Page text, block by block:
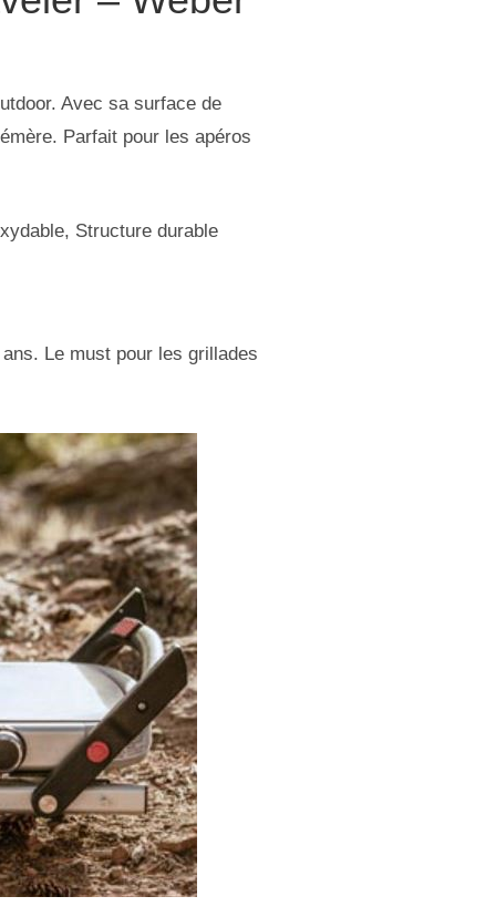
Avec sa surface de
Parfait pour les apéros
Structure durable
ans. Le must pour les grillades